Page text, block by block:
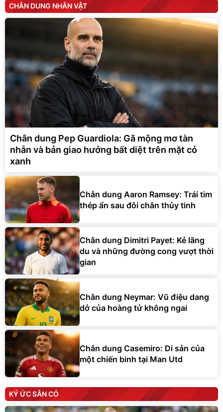
CHÂN DUNG NHÂN VẬT
Chân dung Pep Guardiola: Gã mộng mơ tàn
nhẫn và bản giao hưởng bất diệt trên mặt cỏ
xanh
Chân dung Aaron Ramsey: Trái tim
thép ẩn sau đôi chân thủy tinh
Chân dung Dimitri Payet: Kẻ lãng
du và những đường cong vượt thời
gian
Chân dung Neymar: Vũ điệu dang
dở của hoàng tử không ngai
Chân dung Casemiro: Di sản của
một chiến binh tại Man Utd
KÝ ỨC SÂN CỎ